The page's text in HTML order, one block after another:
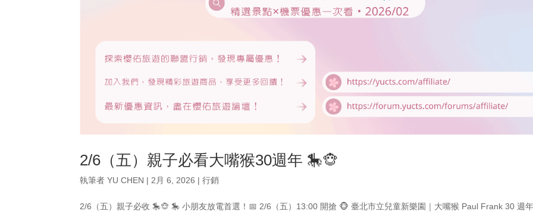
2/6（五）親子必看大嘴猴30週年 🎠🐵
執筆者YU CHEN | 2月 6, 2026 |行銷
2/6（五）親子必收 🎠🐵 🎠 小朋友放電首選！📅 2/6（五）13:00 開搶 🐵 臺北市立兒童新樂園｜大嘴猴 Paul Frank 30 週